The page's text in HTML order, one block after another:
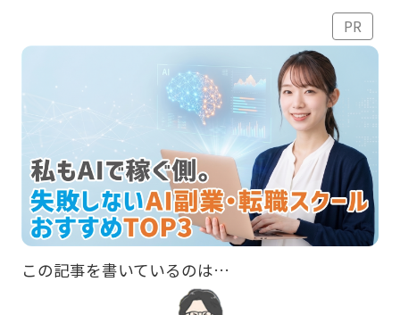
PR
この記事を書いているのは…